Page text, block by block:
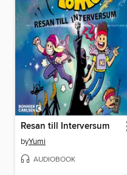
Resan till Interversum
byYumi
AUDIOBOOK